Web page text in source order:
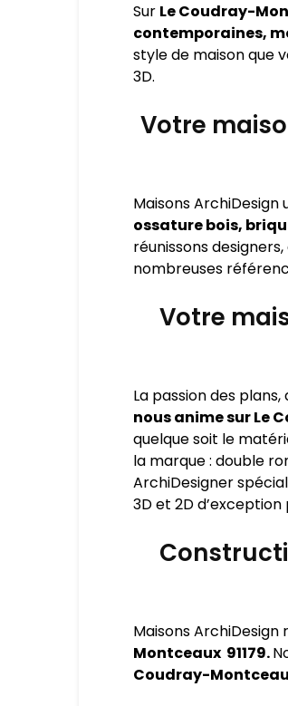
Sur Le Coudray-
contemporaines,
style de maison que
3D.
Votre
Maisons
ossature bois,
réunissons
nombreuses
Votre
La passion des plans,
nous anime sur Le
quelque soit le
la marque : double
ArchiDesigner
3D et 2D
Maisons ArchiDesign
Montceaux 91179.
Coudray-